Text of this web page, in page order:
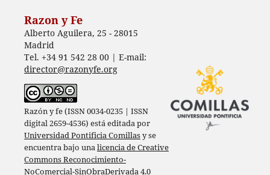
Razon y Fe
Alberto Aguilera, 25 - 28015
Madrid
Tel. +34 91 542 28 00 | E-mail:
director@razonyfe.org
Razón y fe (ISSN 0034-0235 | ISSN
digital 2659-4536) está editada por
Universidad Pontificia Comillasy se
encuentra bajo unalicencia de Creative
Commons Reconocimiento-
NoComercial-SinObraDerivada 4.0